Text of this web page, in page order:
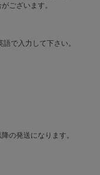
ございます。
で入力して下さい。
の発送になります。